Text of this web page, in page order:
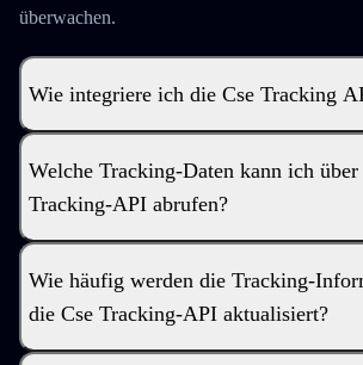
überwachen.
Wie integriere ich die Cse Tracking
Welche Tracking-Daten kann ich über
Tracking-API abrufen?
Wie häufig werden die Tracking-
die Cse Tracking-API aktualisiert?